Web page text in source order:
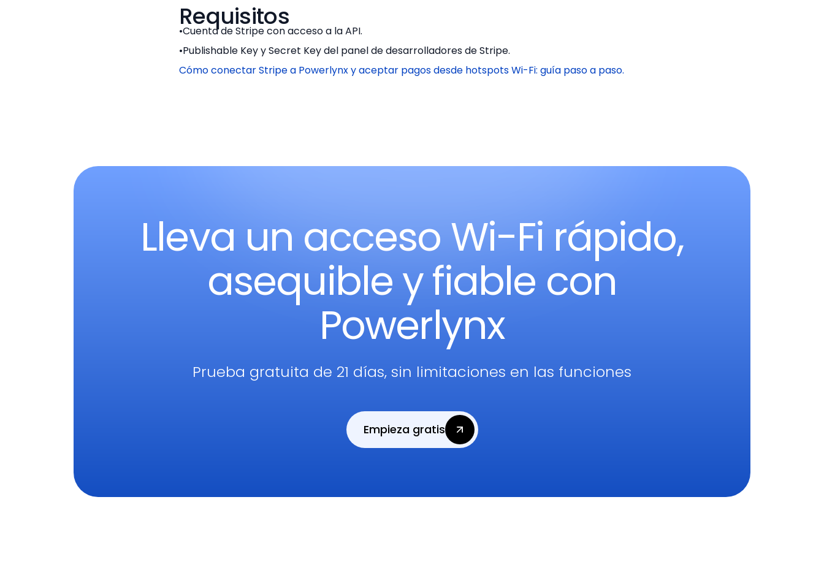
Requisitos
Cuenta de Stripe con acceso a la API.
Publishable Key y Secret Key del panel de desarrolladores de Stripe.
Cómo conectar Stripe a Powerlynx y aceptar pagos desde hotspots Wi-Fi: guía paso a paso.
Lleva un acceso Wi-Fi rápido,
asequible y fiable con
Powerlynx
Prueba gratuita de 21 días, sin limitaciones en las funciones
Empieza gratis